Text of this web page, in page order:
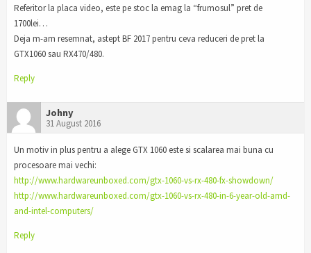
Referitor la placa video, este pe stoc la emag la “frumosul” pret de
1700lei…
Deja m-am resemnat, astept BF 2017 pentru ceva reduceri de pret la
GTX1060 sau RX470/480.
Reply
Johny
31 August 2016
Un motiv in plus pentru a alege GTX 1060 este si scalarea mai buna cu
procesoare mai vechi:
http://www.hardwareunboxed.com/gtx-1060-vs-rx-480-fx-showdown/
http://www.hardwareunboxed.com/gtx-1060-vs-rx-480-in-6-year-old-amd-
and-intel-computers/
Reply